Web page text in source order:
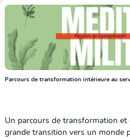
Parcours de transformation intérieure au
Un parcours de transformation
grande transition vers un monde